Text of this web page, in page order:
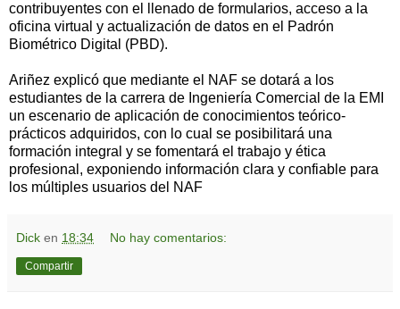
contribuyentes con el llenado de formularios, acceso a la
oficina virtual y actualización de datos en el Padrón
Biométrico Digital (PBD).
Ariñez explicó que mediante el NAF se dotará a los
estudiantes de la carrera de Ingeniería Comercial de la EMI
un escenario de aplicación de conocimientos teórico-
prácticos adquiridos, con lo cual se posibilitará una
formación integral y se fomentará el trabajo y ética
profesional, exponiendo información clara y confiable para
los múltiples usuarios del NAF
Dick en 18:34 No hay comentarios:
Compartir